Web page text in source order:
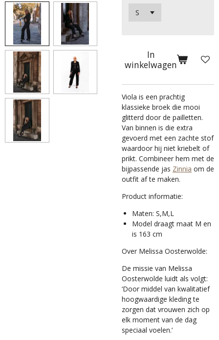
In
winkelwagen
Viola is een prachtig
klassieke broek die mooi
glitterd door de pailletten.
Van binnen is die extra
gevoerd met een zachte stof
waardoor hij niet kriebelt of
prikt. Combineer hem met de
bijpassende jas Zinnia om de
outfit af te maken.
Product informatie:
Maten: S,M,L
Model draagt maat M en
is 163 cm
Over Melissa Oosterwolde:
De missie van Melissa
Oosterwolde luidt als volgt:
‘Door middel van kwalitatief
hoogwaardige kleding te
zorgen dat vrouwen zich op
elk moment van de dag
speciaal voelen.’